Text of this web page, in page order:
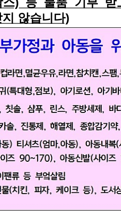
않습니다)